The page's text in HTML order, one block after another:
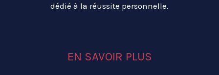
dédié à la réussite personnelle.
EN SAVOIR PLUS